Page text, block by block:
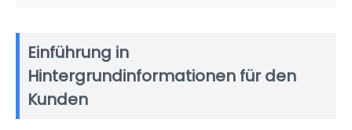
Einführung in
Hintergrundinformationen für den
Kunden